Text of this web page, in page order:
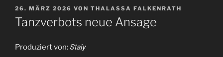
VERÖFFENTLICHT
AM
26. MÄRZ 2026 VON THALASSA FALKENRATH
Tanzverbots neue Ansage
Produziert von:Staiy